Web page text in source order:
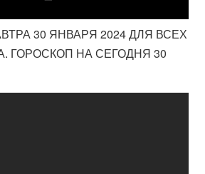
30 ЯНВАРЯ 2024 ДЛЯ ВСЕХ
ГОРОСКОП НА СЕГОДНЯ 30